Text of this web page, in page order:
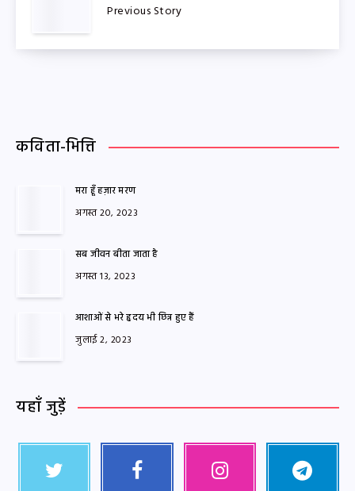
Previous Story
कविता-भित्ति
मरा हूँ हज़ार मरण
अगस्त 20, 2023
सब जीवन बीता जाता है
अगस्त 13, 2023
आशाओं से भरे हृदय भी छिन्न हुए हैं
जुलाई 2, 2023
यहाँ जुड़ें